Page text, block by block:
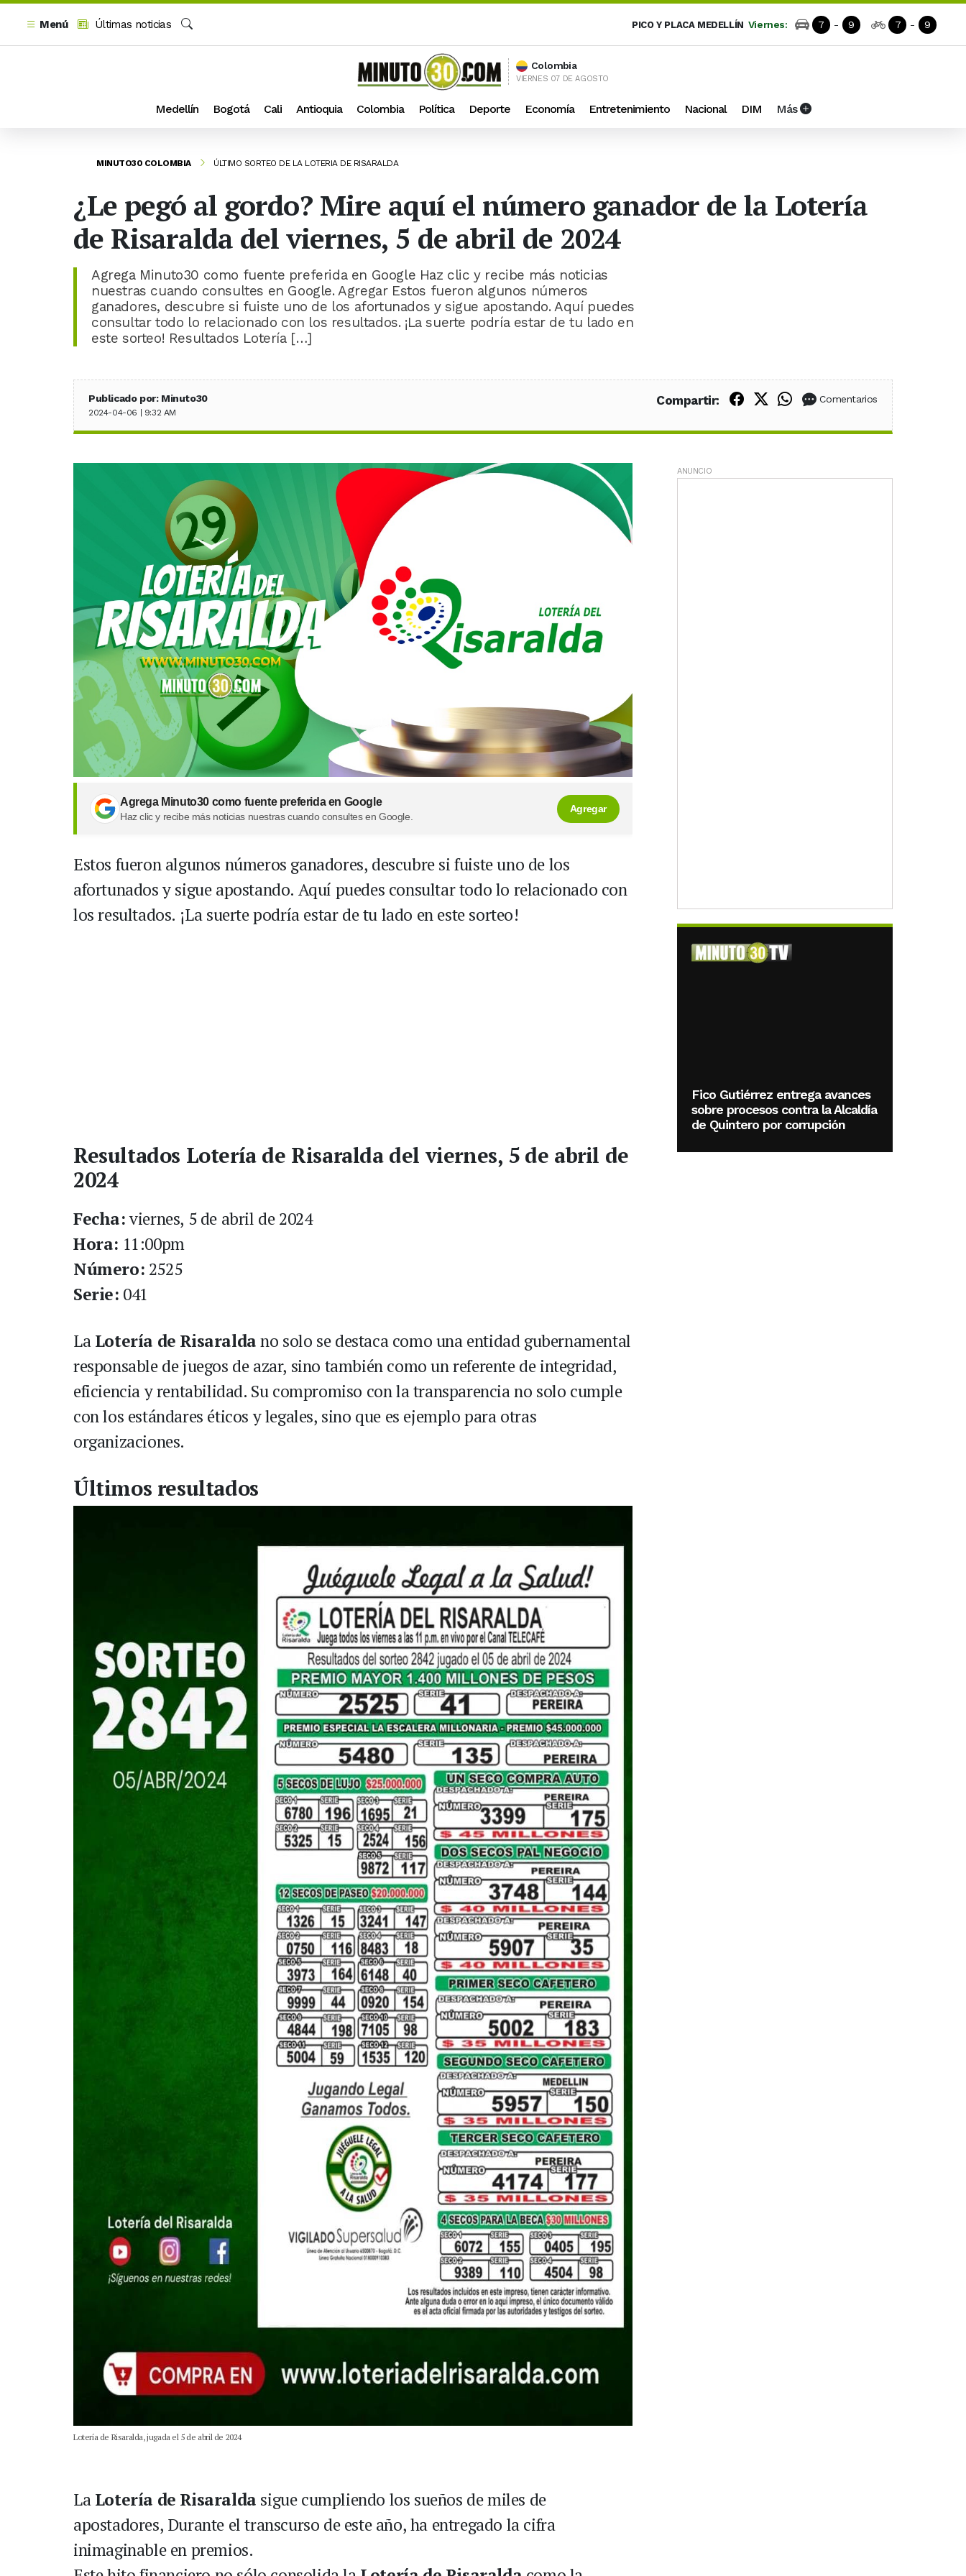
Menú
Últimas noticias
PICO Y PLACA MEDELLÍN Viernes: 7 - 9 7 - 9
Colombia
VIERNES 07 DE AGOSTO
Medellín Bogotá Cali Antioquia Colombia Política Deporte Economía Entretenimiento Nacional DIM Más
MINUTO30 COLOMBIA ÚLTIMO SORTEO DE LA LOTERIA DE RISARALDA
¿Le pegó al gordo? Mire aquí el número ganador de la Lotería
de Risaralda del viernes, 5 de abril de 2024
Agrega Minuto30 como fuente preferida en Google Haz clic y recibe más noticias
nuestras cuando consultes en Google. Agregar Estos fueron algunos números
ganadores, descubre si fuiste uno de los afortunados y sigue apostando. Aquí puedes
consultar todo lo relacionado con los resultados. ¡La suerte podría estar de tu lado en
este sorteo! Resultados Lotería […]
Publicado por: Minuto30
2024-04-06 | 9:32 AM
Compartir: Compartir en Facebook
Compartir en X (Twitter)
Compartir en WhatsApp
Comentarios
Agrega Minuto30 como fuente preferida en Google
Haz clic y recibe más noticias nuestras cuando consultes en Google.
Agregar
Estos fueron algunos números ganadores, descubre si fuiste uno de los
afortunados y sigue apostando. Aquí puedes consultar todo lo relacionado con
los resultados. ¡La suerte podría estar de tu lado en este sorteo!
Resultados Lotería de Risaralda del viernes, 5 de abril de
2024
Fecha:viernes, 5 de abril de 2024
Hora: 11:00pm
Número: 2525
Serie: 041
LaLotería de Risaraldano solo se destaca como una entidad gubernamental
responsable de juegos de azar, sino también como un referente de integridad,
eficiencia y rentabilidad. Su compromiso con la transparencia no solo cumple
con los estándares éticos y legales, sino que es ejemplo para otras
organizaciones.
Últimos resultados
Lotería de Risaralda, jugada el 5 de abril de 2024
LaLotería de Risaralda sigue cumpliendo los sueños de miles de
apostadores, Durante el transcurso de este año, ha entregado la cifra
inimaginable en premios.
ANUNCIO
Fico Gutiérrez entrega avances
sobre procesos contra la Alcaldía
de Quintero por corrupción